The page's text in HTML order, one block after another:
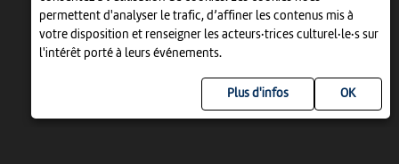
permettent d'analyser le trafic, d’affiner les contenus mis à
votre disposition et renseigner les acteurs·trices culturel·le·s sur
l'intérêt porté à leurs événements.
Plus d'infos